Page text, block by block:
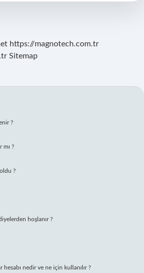
https://magnotech.com.tr
Sitemap
?
mı ?
?
hoşlanır ?
nedir ve ne için kullanılır ?